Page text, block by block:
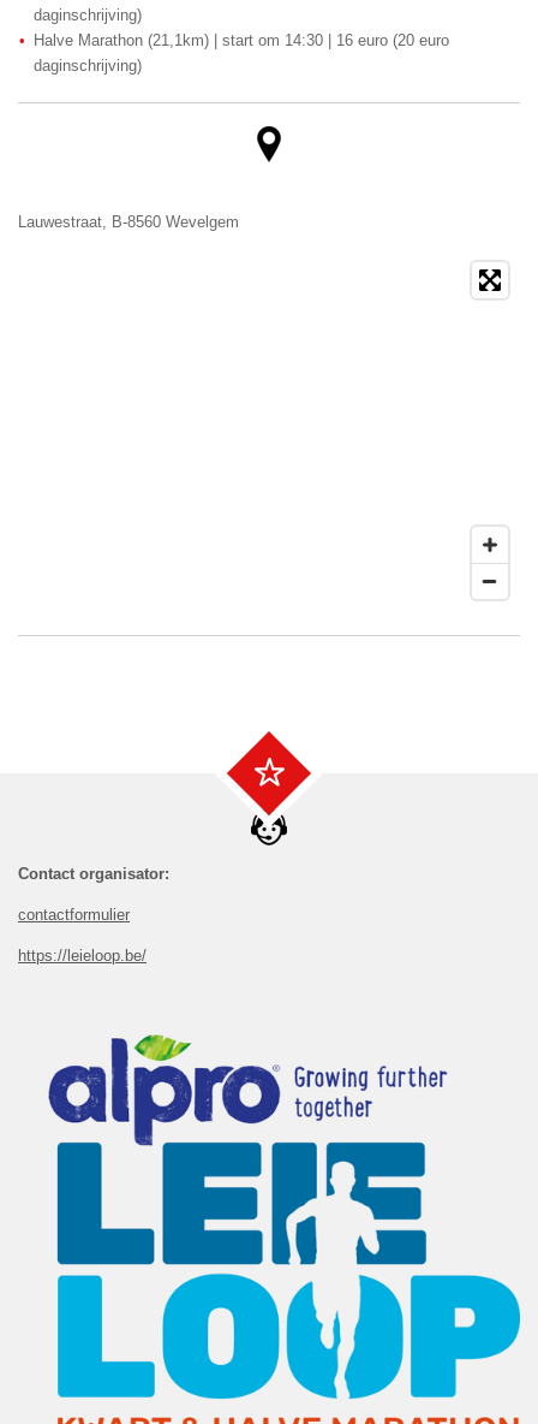
daginschrijving)
Halve Marathon (21,1km) | start om 14:30 | 16 euro (20 euro
daginschrijving)
Lauwestraat, B-8560 Wevelgem
Contact organisator:
contactformulier
https://leieloop.be/